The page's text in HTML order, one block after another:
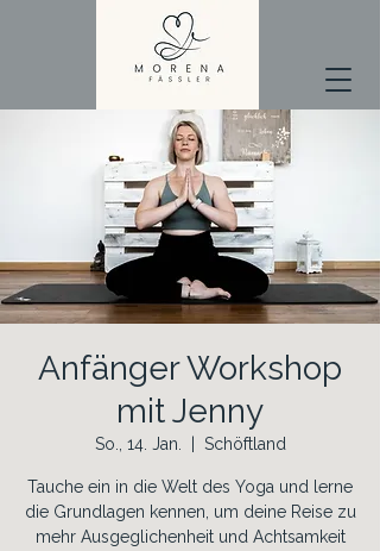
Anfänger Workshop
mit Jenny
So., 14. Jan. Schöftland
Tauche ein in die Welt des Yoga und lerne
die Grundlagen kennen, um deine Reise zu
mehr Ausgeglichenheit und Achtsamkeit